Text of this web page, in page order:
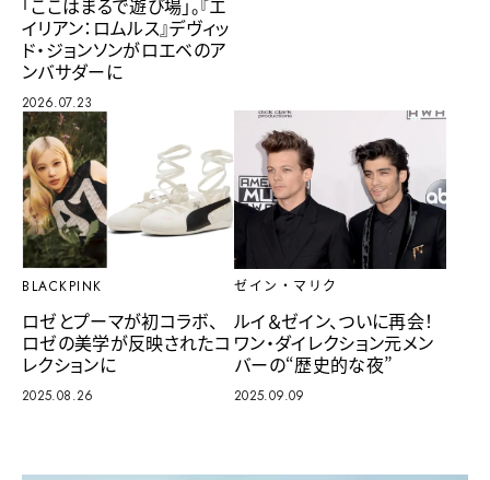
「ここはまるで遊び場」。『エ
イリアン：ロムルス』デヴィッ
ド・ジョンソンがロエベのア
ンバサダーに
2026.07.23
BLACKPINK
ロゼとプーマが初コラボ、
ロゼの美学が反映されたコ
レクションに
2025.08.26
ゼイン・マリク
ルイ＆ゼイン、ついに再会！
ワン・ダイレクション元メン
バーの“歴史的な夜”
2025.09.09